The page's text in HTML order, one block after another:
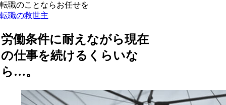
転職のことならお任せを
転職の救世主
労働条件に耐えながら現在
の仕事を続けるくらいな
ら…。